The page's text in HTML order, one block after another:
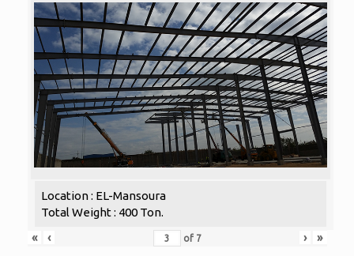
Location : EL-Mansoura
Total Weight : 400 Ton.
«
‹ of 7 › »